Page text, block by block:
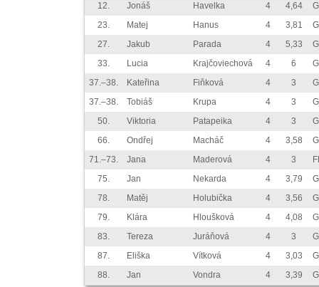
12.
Jonáš Havelka 4 4,64
23.
Matej Hanus 4 3,81
27.
Jakub Parada 4 5,33
33.
Lucia Krajčoviechová 4 6
37.–38.
Kateřina Fiňková 4 3
37.–38.
Tobiáš Krupa 4 3
50.
Viktoria Patapeika 4 3
66.
Ondřej Macháč 4 3,58
71.–73.
Jana Maderová 4 3
75.
Jan Nekarda 4 3,79
78.
Matěj Holubička 4 3,56
79.
Klára Hloušková 4 4,08
83.
Tereza Juráňová 4 3
87.
Eliška Vítková 4 3,03
88.
Jan Vondra 4 3,39